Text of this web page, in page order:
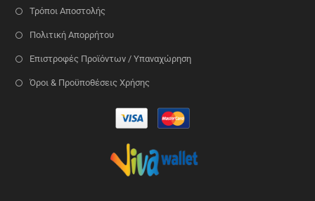
Τρόποι Αποστολής
Πολιτική Απορρήτου
Επιστροφές Προϊόντων / Υπαναχώρηση
Όροι & Προϋποθέσεις Χρήσης